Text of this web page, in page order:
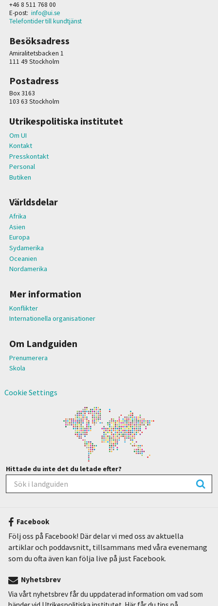
+46 8 511 768 00
E-post: info@ui.se
Telefontider till kundtjänst
Besöksadress
Amiralitetsbacken 1
111 49 Stockholm
Postadress
Box 3163
103 63 Stockholm
Utrikespolitiska institutet
Om UI
Kontakt
Presskontakt
Personal
Butiken
Världsdelar
Afrika
Asien
Europa
Sydamerika
Oceanien
Nordamerika
Mer information
Konflikter
Internationella organisationer
Om Landguiden
Prenumerera
Skola
Cookie Settings
Hittade du inte det du letade efter?
Facebook
Följ oss på Facebook! Där delar vi med oss av aktuella
artiklar och poddavsnitt, tillsammans med våra evenemang
som du ofta även kan följa live på just Facebook.
Nyhetsbrev
Via vårt nyhetsbrev får du uppdaterad information om vad som